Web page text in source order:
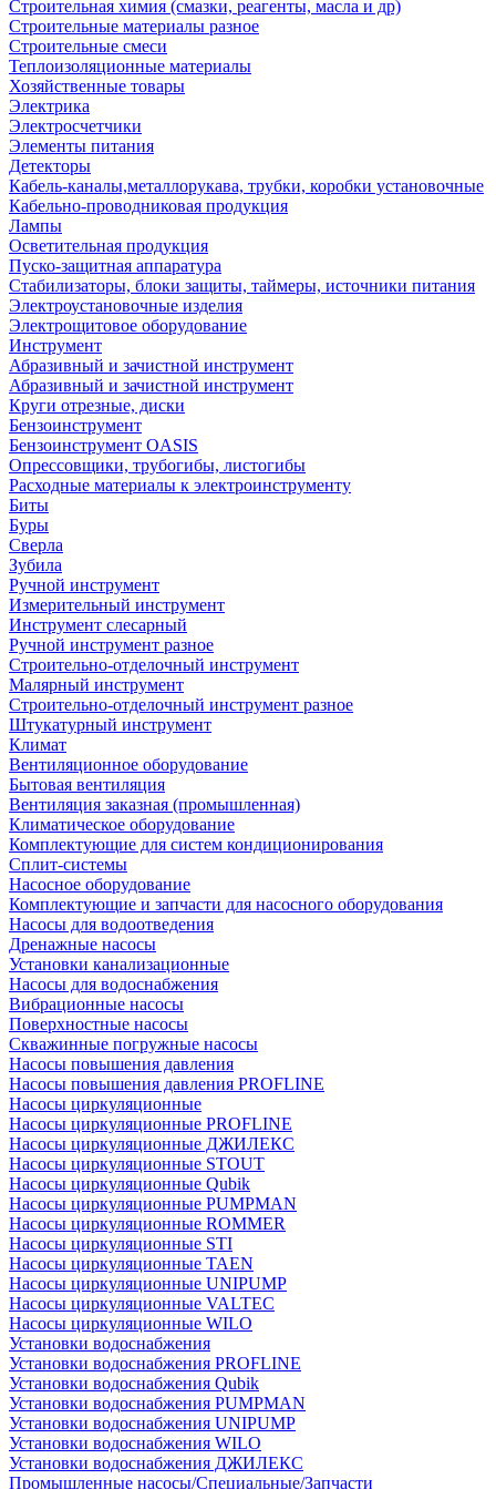
Строительная химия (смазки, реагенты, масла и др)
Строительные материалы разное
Строительные смеси
Теплоизоляционные материалы
Хозяйственные товары
Электрика
Электросчетчики
Элементы питания
Детекторы
Кабель-каналы,металлорукава, трубки, коробки установочные
Кабельно-проводниковая продукция
Лампы
Осветительная продукция
Пуско-защитная аппаратура
Стабилизаторы, блоки защиты, таймеры, источники питания
Электроустановочные изделия
Электрощитовое оборудование
Инструмент
Абразивный и зачистной инструмент
Абразивный и зачистной инструмент
Круги отрезные, диски
Бензоинструмент
Бензоинструмент OASIS
Опрессовщики, трубогибы, листогибы
Расходные материалы к электроинструменту
Биты
Буры
Сверла
Зубила
Ручной инструмент
Измерительный инструмент
Инструмент слесарный
Ручной инструмент разное
Строительно-отделочный инструмент
Малярный инструмент
Строительно-отделочный инструмент разное
Штукатурный инструмент
Климат
Вентиляционное оборудование
Бытовая вентиляция
Вентиляция заказная (промышленная)
Климатическое оборудование
Комплектующие для систем кондиционирования
Сплит-системы
Насосное оборудование
Комплектующие и запчасти для насосного оборудования
Насосы для водоотведения
Дренажные насосы
Установки канализационные
Насосы для водоснабжения
Вибрационные насосы
Поверхностные насосы
Скважинные погружные насосы
Насосы повышения давления
Насосы повышения давления PROFLINE
Насосы циркуляционные
Насосы циркуляционные PROFLINE
Насосы циркуляционные ДЖИЛЕКС
Насосы циркуляционные STOUT
Насосы циркуляционные Qubik
Насосы циркуляционные PUMPMAN
Насосы циркуляционные ROMMER
Насосы циркуляционные STI
Насосы циркуляционные TAEN
Насосы циркуляционные UNIPUMP
Насосы циркуляционные VALTEC
Насосы циркуляционные WILO
Установки водоснабжения
Установки водоснабжения PROFLINE
Установки водоснабжения Qubik
Установки водоснабжения PUMPMAN
Установки водоснабжения UNIPUMP
Установки водоснабжения WILO
Установки водоснабжения ДЖИЛЕКС
Промышленные насосы/Специальные/Запчасти